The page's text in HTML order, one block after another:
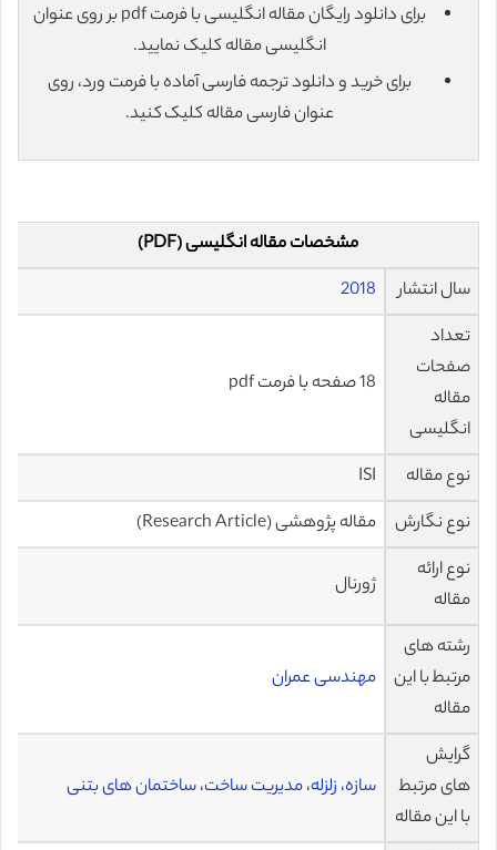
برای دانلود رایگان مقاله انگلیسی با فرمت pdf بر روی عنوان
انگلیسی مقاله کلیک نمایید.
برای خرید و دانلود ترجمه فارسی آماده با فرمت ورد، روی
عنوان فارسی مقاله کلیک کنید.
مشخصات مقاله انگلیسی (PDF)
سال انتشار
2018
تعداد
صفحات
مقاله
انگلیسی
18 صفحه با فرمت pdf
نوع مقاله
ISI
نوع نگارش
مقاله پژوهشی (Research Article)
نوع ارائه
مقاله
ژورنال
رشته های
مرتبط با این
مقاله
مهندسی عمران
گرایش
های مرتبط
با این مقاله
سازه، زلزله،مدیریت ساخت،ساختمان های بتنی